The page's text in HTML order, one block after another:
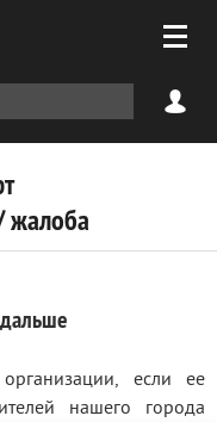
жалоба
если ее
нашего города